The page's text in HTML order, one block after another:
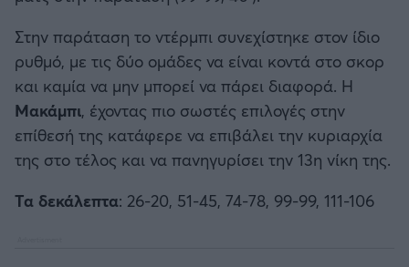
Στην παράταση το ντέρμπι συνεχίστηκε στον ίδιο
ρυθμό, με τις δύο ομάδες να είναι κοντά στο σκορ
και καμία να μην μπορεί να πάρει διαφορά. Η
Μακάμπι, έχοντας πιο σωστές επιλογές στην
επίθεσή της κατάφερε να επιβάλει την κυριαρχία
της στο τέλος και να πανηγυρίσει την 13η νίκη της.
Τα δεκάλεπτα: 26-20, 51-45, 74-78, 99-99, 111-106